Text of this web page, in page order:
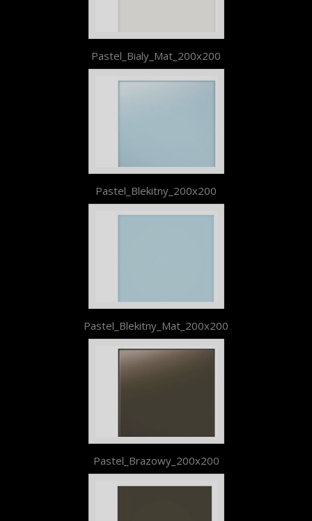
Pastel_Bialy_Mat_200x200
Pastel_Blekitny_200x200
Pastel_Blekitny_Mat_200x200
Pastel_Brazowy_200x200